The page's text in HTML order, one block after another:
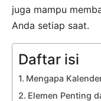
juga mampu
Anda setiap saat.
Daftar isi
Mengapa
Elemen Penting